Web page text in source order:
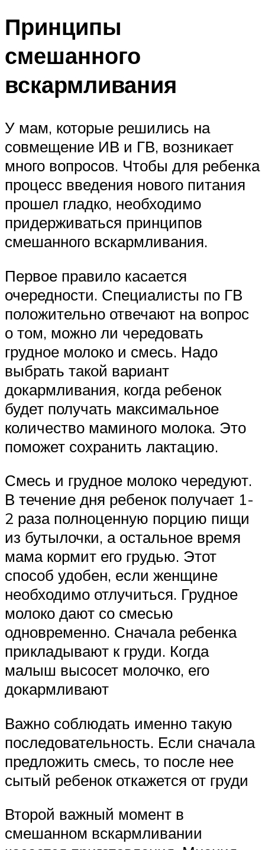
Принципы
смешанного
вскармливания
У мам, которые решились на
совмещение ИВ и ГВ, возникает
много вопросов. Чтобы для ребенка
процесс введения нового питания
прошел гладко, необходимо
придерживаться принципов
смешанного вскармливания.
Первое правило касается
очередности. Специалисты по ГВ
положительно отвечают на вопрос
о том, можно ли чередовать
грудное молоко и смесь. Надо
выбрать такой вариант
докармливания, когда ребенок
будет получать максимальное
количество маминого молока. Это
поможет сохранить лактацию.
Смесь и грудное молоко чередуют.
В течение дня ребенок получает 1-
2 раза полноценную порцию пищи
из бутылочки, а остальное время
мама кормит его грудью. Этот
способ удобен, если женщине
необходимо отлучиться. Грудное
молоко дают со смесью
одновременно. Сначала ребенка
прикладывают к груди. Когда
малыш высосет молочко, его
докармливают
Важно соблюдать именно такую
последовательность. Если сначала
предложить смесь, то после нее
сытый ребенок откажется от груди
Второй важный момент в
смешанном вскармливании